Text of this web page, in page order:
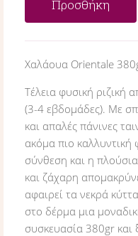
Προσθήκη
Χαλάουα Orientale
Τέλεια φυσική ριζική
(3-4 εβδομάδες). Με
και απαλές πάνινες
ακόμα πιο
σύνθεση και η
και ζάχαρη
αφαιρεί τα νεκρά
στο δέρμα μια
συσκευασία 380gr και